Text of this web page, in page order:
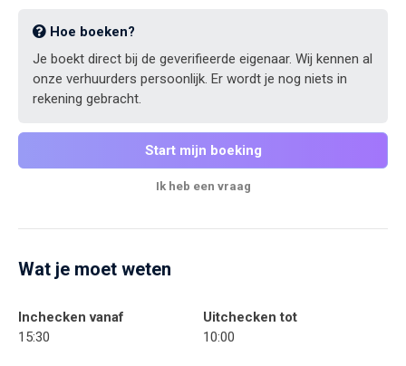
Hoe boeken?
Je boekt direct bij de geverifieerde eigenaar. Wij kennen al
onze verhuurders persoonlijk. Er wordt je nog niets in
rekening gebracht.
Start mijn boeking
Ik heb een vraag
Wat je moet weten
Inchecken vanaf
15:30
Uitchecken tot
10:00